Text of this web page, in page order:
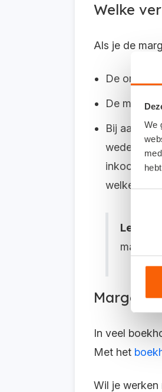
We
Welke
Als je de
De
De
Bij
welke
Let op
In veel
Met het
Wil je werken